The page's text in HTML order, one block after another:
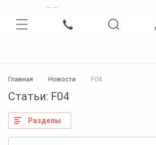
... ...
Главная Новости F04
Статьи: F04
Разделы